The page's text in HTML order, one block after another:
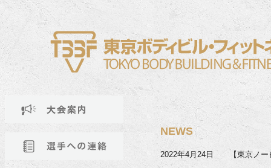
NEWS
2022年4月24日 【東京ノー